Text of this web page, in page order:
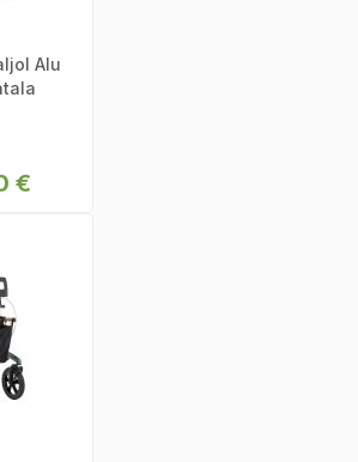
Alu
€